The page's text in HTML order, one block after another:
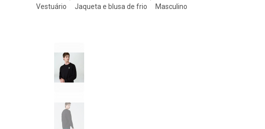
vestuário jaqueta e blusa de frio masculino